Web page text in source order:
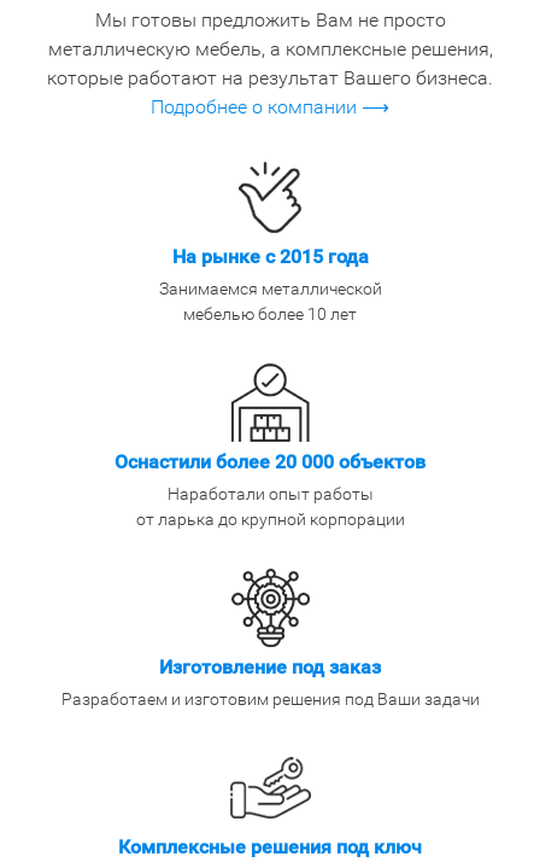
Мы готовы предложить Вам не просто
металлическую мебель, а комплексные решения,
которые работают на результат Вашего бизнеса.
Подробнее о компании ⟶
На рынке с 2015 года
Занимаемся металлической
мебелью более 10 лет
Оснастили более 20 000 объектов
Наработали опыт работы
от ларька до крупной корпорации
Изготовление под заказ
Разработаем и изготовим решения под Ваши задачи
Комплексные решения под ключ